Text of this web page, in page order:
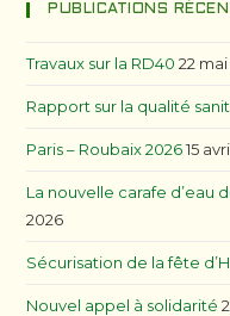
PUBLICATIONS
Travaux sur la RD40 22
Rapport sur la qualité
Paris – Roubaix 2026 15
La nouvelle carafe d’eau
2026
Sécurisation de la fête
Nouvel appel à solidarité